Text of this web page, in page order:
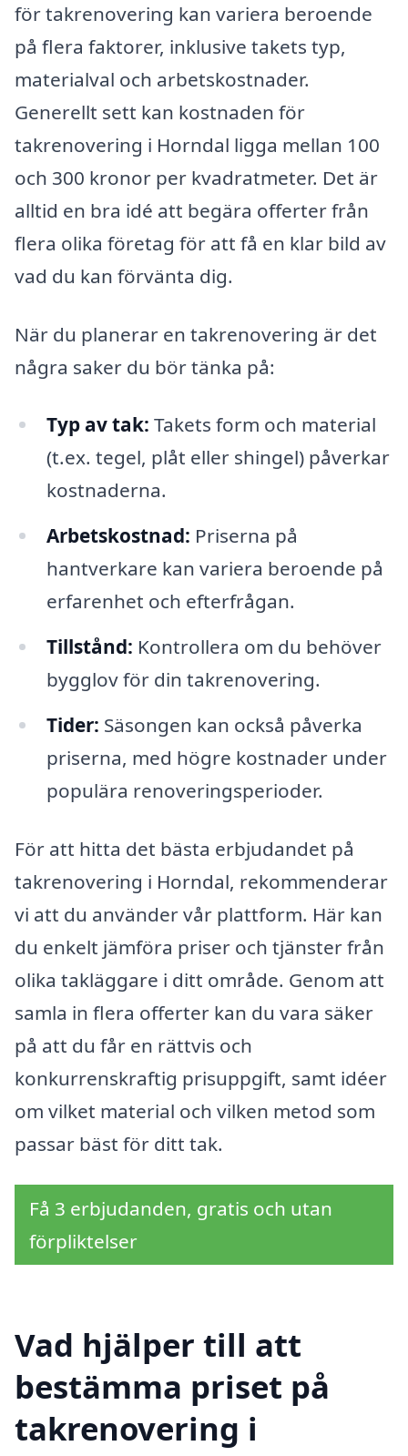
för takrenovering kan variera beroende
på flera faktorer, inklusive takets typ,
materialval och arbetskostnader.
Generellt sett kan kostnaden för
takrenovering i Horndal ligga mellan 100
och 300 kronor per kvadratmeter. Det är
alltid en bra idé att begära offerter från
flera olika företag för att få en klar bild av
vad du kan förvänta dig.
När du planerar en takrenovering är det
några saker du bör tänka på:
Typ av tak: Takets form och material
(t.ex. tegel, plåt eller shingel) påverkar
kostnaderna.
Arbetskostnad: Priserna på
hantverkare kan variera beroende på
erfarenhet och efterfrågan.
Tillstånd: Kontrollera om du behöver
bygglov för din takrenovering.
Tider: Säsongen kan också påverka
priserna, med högre kostnader under
populära renoveringsperioder.
För att hitta det bästa erbjudandet på
takrenovering i Horndal, rekommenderar
vi att du använder vår plattform. Här kan
du enkelt jämföra priser och tjänster från
olika takläggare i ditt område. Genom att
samla in flera offerter kan du vara säker
på att du får en rättvis och
konkurrenskraftig prisuppgift, samt idéer
om vilket material och vilken metod som
passar bäst för ditt tak.
Få 3 erbjudanden, gratis och utan
förpliktelser
Vad hjälper till att
bestämma priset på
takrenovering i